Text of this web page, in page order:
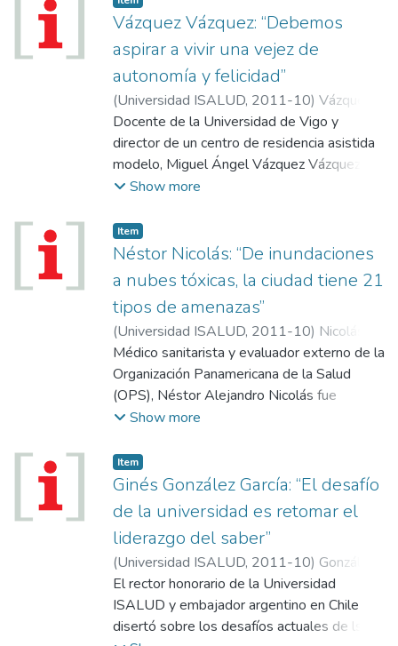
expo virtual; Inicio de inscripciones (Ciclo
2012); Cursos de extensión; Nueva sede
de la Universidad.
de las alternativas, analizar estas
alternativas, y por ultimo elegir alguna de
ellas.
dentro del Estado.
Vázquez Vázquez: “Debemos
aspirar a vivir una vejez de
autonomía y felicidad”
(Universidad ISALUD, 2011-10) Vázquez
Vázquez, Miguel Ángel
Docente de la Universidad de Vigo y
director de un centro de residencia asistida
modelo, Miguel Ángel Vázquez Vázquez
reflexiona sobre el envejecimiento y los
Show more
Item
Néstor Nicolás: “De inundaciones
a nubes tóxicas, la ciudad tiene 21
tipos de amenazas”
(Universidad ISALUD, 2011-10) Nicolás,
Néstor Alejandro
Médico sanitarista y evaluador externo de la
Organización Panamericana de la Salud
(OPS), Néstor Alejandro Nicolás fue
director de Operaciones de Cascos Blancos
Emergencias de la ciudad. En esta
entrevista explica la importancia de contar
con un plan de contingencias.
Show more
Item
Ginés González García: “El desafío
de la universidad es retomar el
liderazgo del saber”
(Universidad ISALUD, 2011-10) González
García, Ginés
El rector honorario de la Universidad
ISALUD y embajador argentino en Chile
disertó sobre los desafíos actuales de lsa